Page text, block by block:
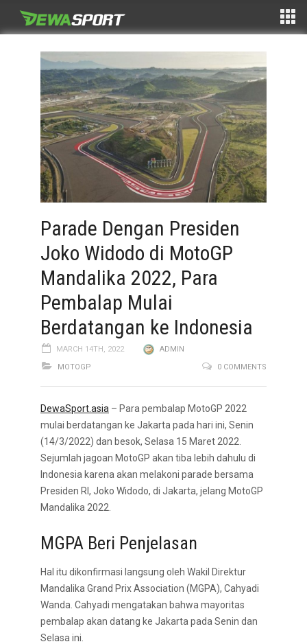
Parade Dengan Presiden
Joko Widodo di MotoGP
Mandalika 2022, Para
Pembalap Mulai
Berdatangan ke Indonesia
MARCH 14TH, 2022
ADMIN
MOTOGP
0 COMMENTS
DewaSport.asia – Para pembalap MotoGP 2022
mulai berdatangan ke Jakarta pada hari ini, Senin
(14/3/2022) dan besok, Selasa 15 Maret 2022.
Sejumlah jagoan MotoGP akan tiba lebih dahulu di
Indonesia karena akan melakoni parade bersama
Presiden RI, Joko Widodo, di Jakarta, jelang MotoGP
Mandalika 2022.
MGPA Beri Penjelasan
Hal itu dikonfirmasi langsung oleh Wakil Direktur
Mandalika Grand Prix Association (MGPA), Cahyadi
Wanda. Cahyadi mengatakan bahwa mayoritas
pembalap akan datang ke Jakarta pada Senin dan
Selasa ini.